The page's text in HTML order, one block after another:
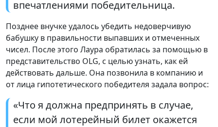
впечатлениями победительница.
Позднее внучке удалось убедить недоверчивую
бабушку в правильности выпавших и отмеченных
чисел. После этого Лаура обратилась за помощью в
представительство OLG, с целью узнать, как ей
действовать дальше. Она позвонила в компанию и
от лица гипотетического победителя задала вопрос:
«Что я должна предпринять в случае,
если мой лотерейный билет окажется